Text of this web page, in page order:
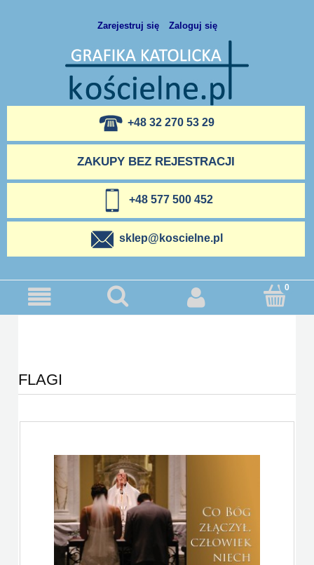
Zarejestruj się Zaloguj się
+48 32 270 53 29
ZAKUPY BEZ REJESTRACJI
+48 577 500 452
sklep@koscielne.pl
FLAGI